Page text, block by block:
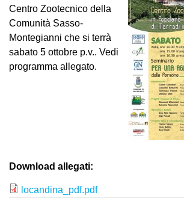
Centro Zootecnico della
Comunità Sasso-
Montegianni che si terrà
sabato 5 ottobre p.v.. Vedi
programma allegato.
Download allegati:
locandina_pdf.pdf